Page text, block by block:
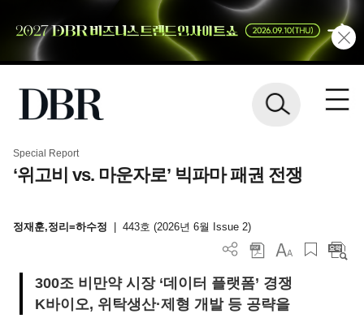
Special Report
‘위고비 vs. 마운자로’ 빅파마 패권 전쟁
정재훈,정리=하수정 443호 (2026년 6월 Issue 2)
300조 비만약 시장 ‘데이터 플랫폼’ 경쟁
K바이오, 위탁생산·제형 개발 등 공략을